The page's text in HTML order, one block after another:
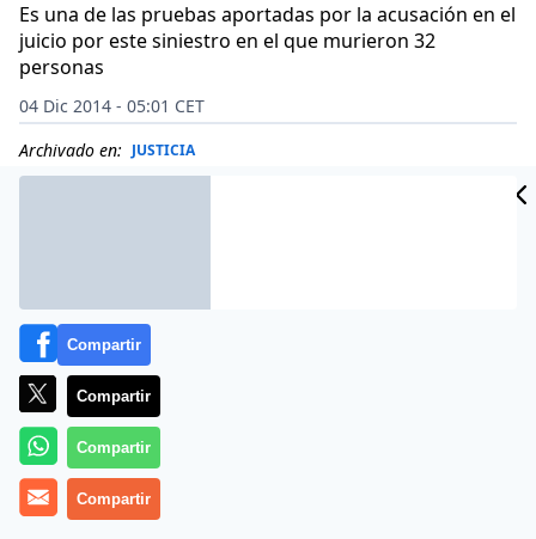
Es una de las pruebas aportadas por la acusación en el
juicio por este siniestro en el que murieron 32
personas
04 Dic 2014 - 05:01 CET
Archivado en: JUSTICIA
Compartir
Compartir
Compartir
Compartir